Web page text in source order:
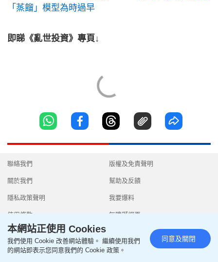
「蒸餾」模型為時過早
即睇《亂世投資》專頁↓
聯絡我們
關於我們
隱私政策聲明
使用條款
版權及免責聲明
幫助及反饋
我要爆料
無障礙網頁
Copyright © 2026 SingTao Ltd.All rights reserved.
本網站正使用 Cookies
我們使用 Cookie 改善網站體驗。 繼續使用我們
的網站即表示您同意我們的 Cookie 政策。
同意及關閉